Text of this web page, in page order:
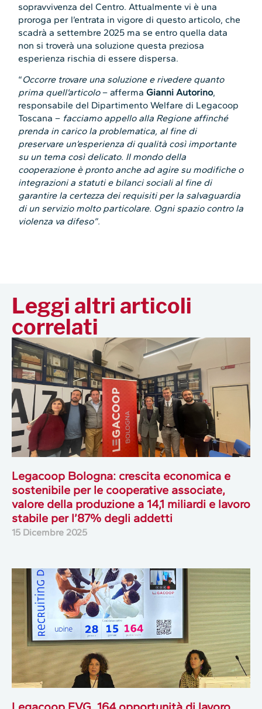
sopravvivenza del Centro. Attualmente vi è una
proroga per l’entrata in vigore di questo articolo, che
scadrà a settembre 2025 ma se entro quella data
non si troverà una soluzione questa preziosa
esperienza rischia di essere dispersa.
“Occorre trovare una soluzione e rivedere quanto
prima quell’articolo– affermaGianni Autorino,
responsabile del Dipartimento Welfare di Legacoop
Toscana – facciamo appello alla Regione affinché
prenda in carico la problematica, al fine di
preservare un’esperienza di qualità così importante
su un tema così delicato. Il mondo della
cooperazione è pronto anche ad agire su modifiche o
integrazioni a statuti e bilanci sociali al fine di
garantire la certezza dei requisiti per la salvaguardia
di un servizio molto particolare. Ogni spazio contro la
violenza va difeso”.
Leggi altri articoli
correlati
Legacoop Bologna: crescita economica e
sostenibile per le cooperative associate,
valore della produzione a 14,1 miliardi e lavoro
stabile per l’87% degli addetti
15 Dicembre 2025